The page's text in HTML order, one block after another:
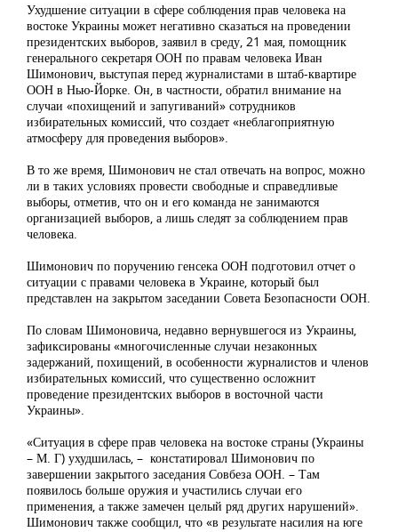
Ухудшение ситуации в сфере соблюдения прав человека на
востоке Украины может негативно сказаться на проведении
президентских выборов, заявил в среду, 21 мая, помощник
генерального секретаря ООН по правам человека Иван
Шимонович, выступая перед журналистами в штаб-квартире
ООН в Нью-Йорке. Он, в частности, обратил внимание на
случаи «похищений и запугиваний» сотрудников
избирательных комиссий, что создает «неблагоприятную
атмосферу для проведения выборов».
В то же время, Шимонович не стал отвечать на вопрос, можно
ли в таких условиях провести свободные и справедливые
выборы, отметив, что он и его команда не занимаются
организацией выборов, а лишь следят за соблюдением прав
человека.
Шимонович по поручению генсека ООН подготовил отчет о
ситуации с правами человека в Украине, который был
представлен на закрытом заседании Совета Безопасности ООН.
По словам Шимоновича, недавно вернувшегося из Украины,
зафиксированы «многочисленные случаи незаконных
задержаний, похищений, в особенности журналистов и членов
избирательных комиссий, что существенно осложнит
проведение президентских выборов в восточной части
Украины».
«Ситуация в сфере прав человека на востоке страны (Украины
– М. Г) ухудшилась, – констатировал Шимонович по
завершении закрытого заседания Совбеза ООН. – Там
появилось больше оружия и участились случаи его
применения, а также замечен целый ряд других нарушений».
Шимонович также сообщил, что «в результате насилия на юге